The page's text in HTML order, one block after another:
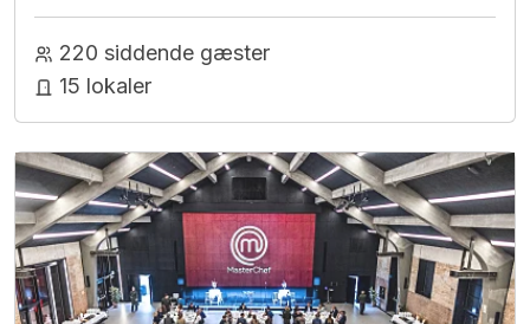
220 siddende gæster
15 lokaler